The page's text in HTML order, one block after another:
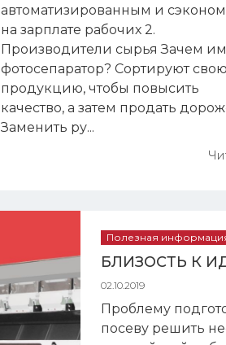
автоматизированным и
на зарплате рабочих 2.
Производители сырья Зачем им
фотосепаратор? Сортируют свою
продукцию, чтобы повысить
качество, а затем продать
Заменить ру...
Полезная
БЛИЗОСТЬ К
02.10.2019
Проблему
посеву решить